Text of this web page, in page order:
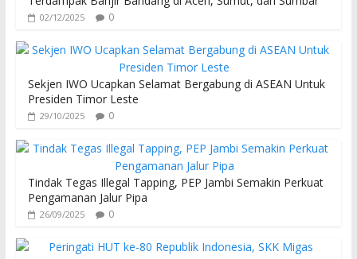
02/12/2025 0
Sekjen IWO Ucapkan Selamat Bergabung di ASEAN Untuk
Presiden Timor Leste
29/10/2025 0
Tindak Tegas Illegal Tapping, PEP Jambi Semakin Perkuat
Pengamanan Jalur Pipa
26/09/2025 0